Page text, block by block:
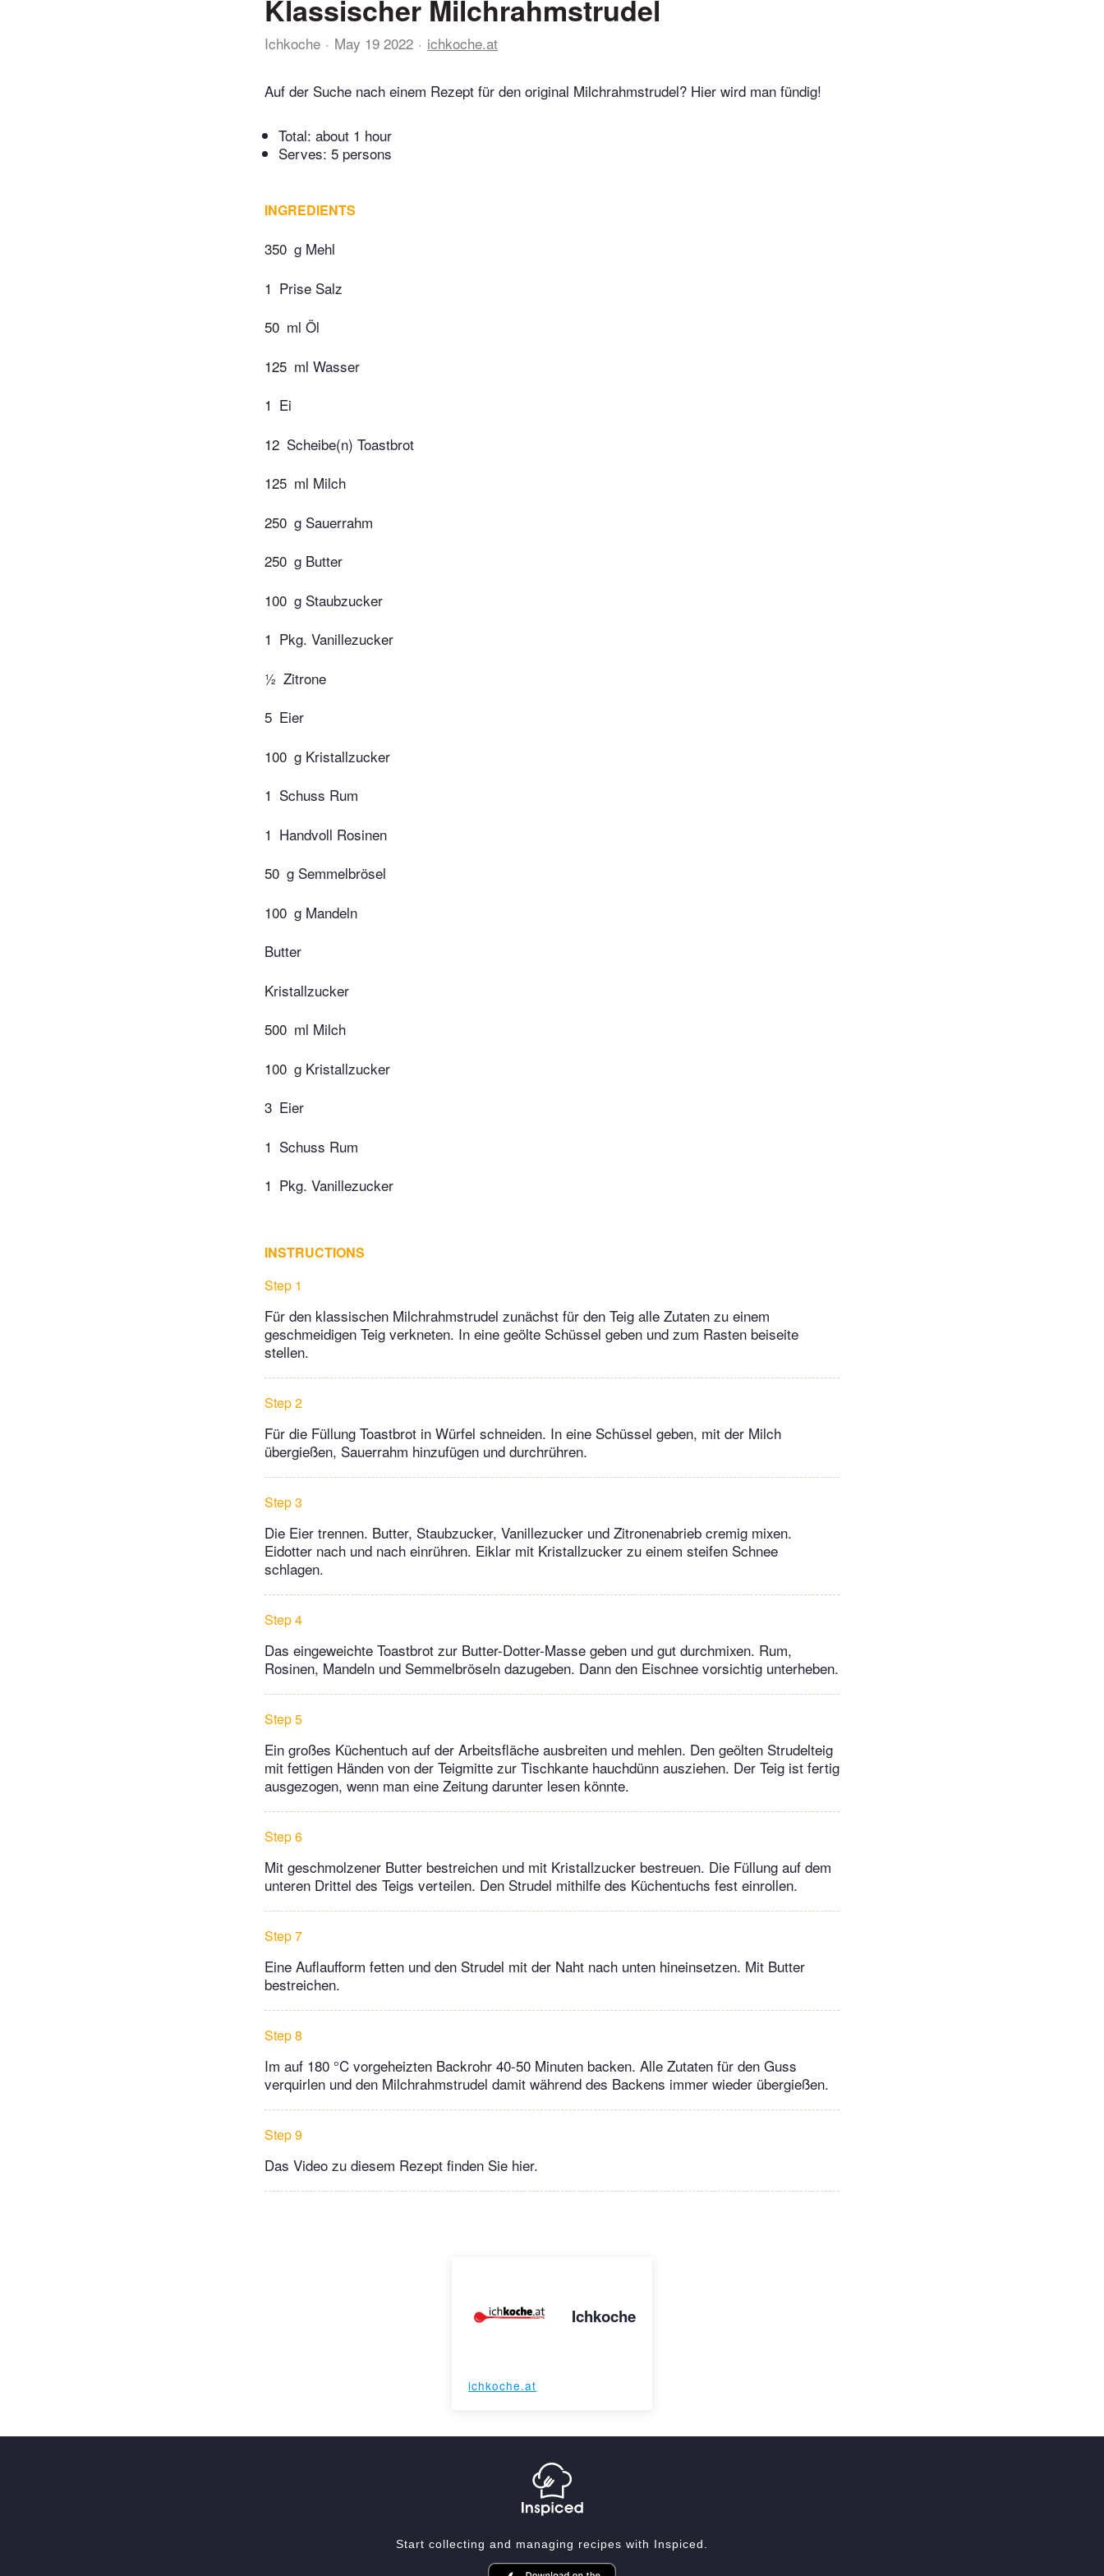
Klassischer Milchrahmstrudel
Ichkoche May 19 2022 ichkoche.at
Auf der Suche nach einem Rezept für den original Milchrahmstrudel? Hier wird man fündig!
Total: about 1 hour
Serves: 5 persons
INGREDIENTS
350 g Mehl
1 Prise Salz
50 ml Öl
125 ml Wasser
1 Ei
12 Scheibe(n) Toastbrot
125 ml Milch
250 g Sauerrahm
250 g Butter
100 g Staubzucker
1 Pkg. Vanillezucker
½ Zitrone
5 Eier
100 g Kristallzucker
1 Schuss Rum
1 Handvoll Rosinen
50 g Semmelbrösel
100 g Mandeln
Butter
Kristallzucker
500 ml Milch
100 g Kristallzucker
3 Eier
1 Schuss Rum
1 Pkg. Vanillezucker
INSTRUCTIONS
Step 1
Für den klassischen Milchrahmstrudel zunächst für den Teig alle Zutaten zu einem
geschmeidigen Teig verkneten. In eine geölte Schüssel geben und zum Rasten beiseite
stellen.
Step 2
Für die Füllung Toastbrot in Würfel schneiden. In eine Schüssel geben, mit der Milch
übergießen, Sauerrahm hinzufügen und durchrühren.
Step 3
Die Eier trennen. Butter, Staubzucker, Vanillezucker und Zitronenabrieb cremig mixen.
Eidotter nach und nach einrühren. Eiklar mit Kristallzucker zu einem steifen Schnee
schlagen.
Step 4
Das eingeweichte Toastbrot zur Butter-Dotter-Masse geben und gut durchmixen. Rum,
Rosinen, Mandeln und Semmelbröseln dazugeben. Dann den Eischnee vorsichtig unterheben.
Step 5
Ein großes Küchentuch auf der Arbeitsfläche ausbreiten und mehlen. Den geölten Strudelteig
mit fettigen Händen von der Teigmitte zur Tischkante hauchdünn ausziehen. Der Teig ist fertig
ausgezogen, wenn man eine Zeitung darunter lesen könnte.
Step 6
Mit geschmolzener Butter bestreichen und mit Kristallzucker bestreuen. Die Füllung auf dem
unteren Drittel des Teigs verteilen. Den Strudel mithilfe des Küchentuchs fest einrollen.
Step 7
Eine Auflaufform fetten und den Strudel mit der Naht nach unten hineinsetzen. Mit Butter
bestreichen.
Step 8
Im auf 180 °C vorgeheizten Backrohr 40-50 Minuten backen. Alle Zutaten für den Guss
verquirlen und den Milchrahmstrudel damit während des Backens immer wieder übergießen.
Step 9
Das Video zu diesem Rezept finden Sie hier.
Ichkoche
ichkoche.at
Start collecting and managing recipes with Inspiced.